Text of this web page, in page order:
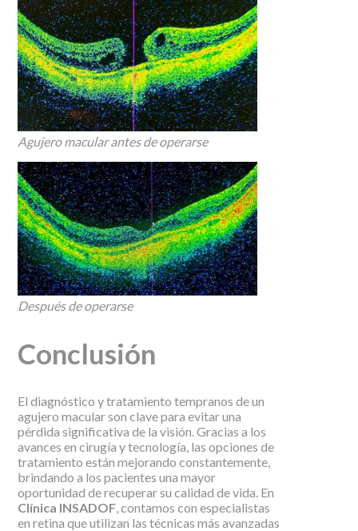
Agujero macular antes de operarse
Después de operarse
Conclusión
El diagnóstico y tratamiento tempranos de un
agujero macular son clave para evitar una
pérdida significativa de la visión. Gracias a los
avances en cirugía y tecnología, las opciones de
tratamiento están mejorando constantemente,
brindando a los pacientes una mayor
oportunidad de recuperar su calidad de vida. En
Clínica INSADOF, contamos con especialistas
en retina que utilizan las técnicas más avanzadas